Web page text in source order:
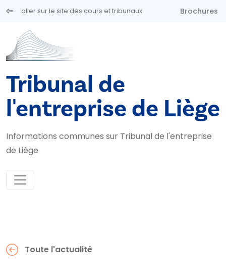
Aller au contenu principal
aller sur le site des cours et tribunaux Brochures
Tribunal de
l'entreprise de Liège
Informations communes sur Tribunal de l'entreprise
de Liège
Toute l'actualité